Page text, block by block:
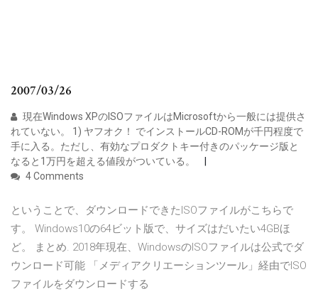
2007/03/26
現在Windows XPのISOファイルはMicrosoftから一般には提供さ
れていない。 1) ヤフオク！ でインストールCD-ROMが千円程度で
手に入る。ただし、有効なプロダクトキー付きのパッケージ版と
なると1万円を超える値段がついている。
4 Comments
ということで、ダウンロードできたISOファイルがこちらで
す。 Windows10の64ビット版で、サイズはだいたい4GBほ
ど。 まとめ. 2018年現在、WindowsのISOファイルは公式でダ
ウンロード可能 「メディアクリエーションツール」経由でISO
ファイルをダウンロードする